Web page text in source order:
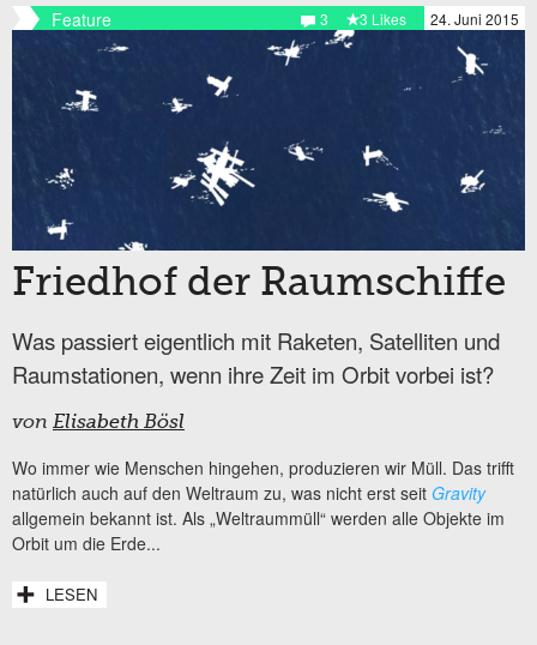
Feature 24. Juni 2015
3 Likes
3
Friedhof der Raumschiffe
Was passiert eigentlich mit Raketen, Satelliten und
Raumstationen, wenn ihre Zeit im Orbit vorbei ist?
von Elisabeth Bösl
Wo immer wie Menschen hingehen, produzieren wir Müll. Das trifft
natürlich auch auf den Weltraum zu, was nicht erst seit Gravity
allgemein bekannt ist. Als „Weltraummüll“ werden alle Objekte im
Orbit um die Erde...
LESEN